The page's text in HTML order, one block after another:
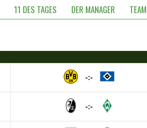
11 DES TAGES DER MANAGER TEAM
-:-
-:-